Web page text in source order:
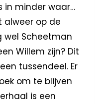
in minder waar…
alweer op de
wel Scheetman
Willem zijn? Dit
tussendeel. Er
om te blijven
is een